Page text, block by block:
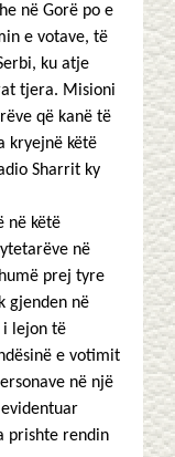
në Gorë po e
e votave, të
ku atje
tjera. Misioni
që kanë të
kryejnë këtë
Sharrit ky
në këtë
në
prej tyre
gjenden në
i lejon të
e votimit
në një
prishte rendin